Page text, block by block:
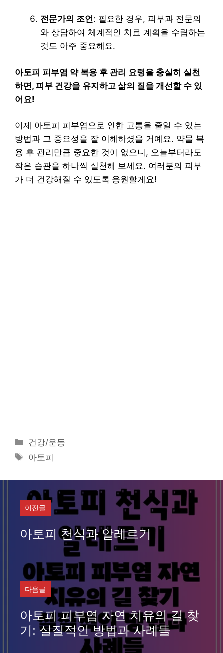
전문가의 조언: 필요한 경우, 피부과 전문의
와 상담하여 체계적인 치료 계획을 수립하는
것도 아주 중요해요.
아토피 피부염 약 복용 후 관리 요령을 충실히 실천
하면, 피부 건강을 유지하고 삶의 질을 개선할 수 있
어요!
이제 아토피 피부염으로 인한 고통을 줄일 수 있는
방법과 그 중요성을 잘 이해하셨을 거예요. 약물 복
용 후 관리만큼 중요한 것이 없으니, 오늘부터라도
작은 습관을 하나씩 실천해 보세요. 여러분의 피부
가 더 건강해질 수 있도록 응원할게요!
카
테
리
건강/운동
태
아토피
이전글
아토피 천식과 알레르기
다음글
아토피 피부염 자연 치유의 길 찾
기: 실질적인 방법과 사례들